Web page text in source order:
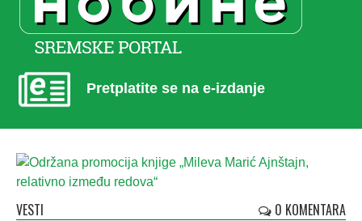
Pretplatite se na e-izdanje
VESTI 0 KOMENTARA